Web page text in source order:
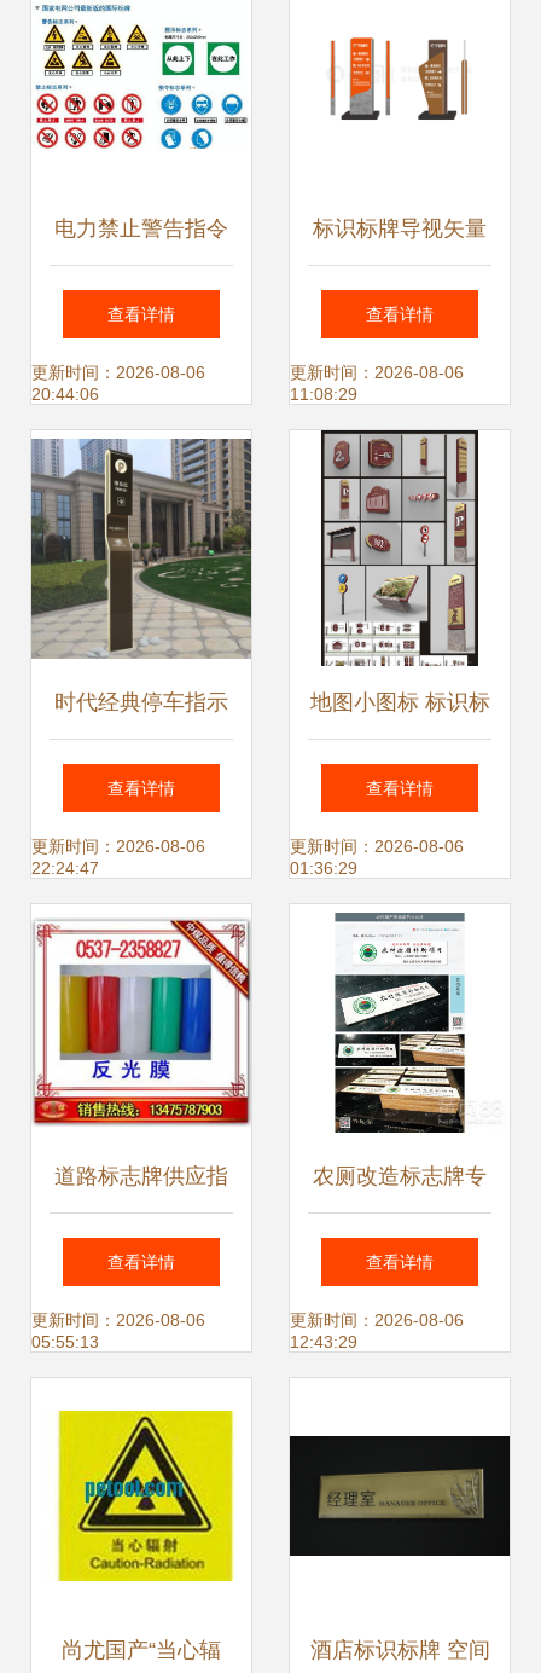
电力禁止警告指令
与消防环保安全标
志牌 功能、采购与
厂家选择指南
查看详情
更新时间：2026-08-06
20:44:06
标识标牌导视矢量
图 编号26878304
免费下载指南
查看详情
更新时间：2026-08-06
11:08:29
时代经典停车指示
牌02 城市交通中的
无声向导
查看详情
更新时间：2026-08-06
22:24:47
地图小图标 标识标
牌设计中的点睛之
笔
查看详情
更新时间：2026-08-06
01:36:29
道路标志牌供应指
南 反光标牌价格、
厂家与图片详解
查看详情
更新时间：2026-08-06
05:55:13
农厕改造标志牌专
业制作指南 陶瓷标
识牌厂家与产品详
查看详情
更新时间：2026-08-06
12:43:29
尚尤国产“当心辐 酒店标识标牌 空间